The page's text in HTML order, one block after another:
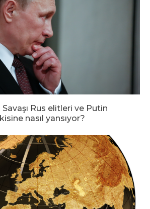
Savaşı Rus elitleri ve Putin
nasıl yansıyor?